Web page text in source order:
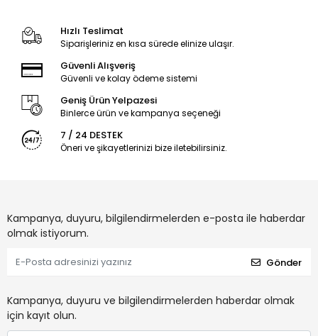
Hızlı Teslimat
Siparişleriniz en kısa sürede elinize ulaşır.
Güvenli Alışveriş
Güvenli ve kolay ödeme sistemi
Geniş Ürün Yelpazesi
Binlerce ürün ve kampanya seçeneği
7 / 24 DESTEK
Öneri ve şikayetlerinizi bize iletebilirsiniz.
Kampanya, duyuru, bilgilendirmelerden e-posta ile haberdar
olmak istiyorum.
Gönder
Kampanya, duyuru ve bilgilendirmelerden haberdar olmak
için kayıt olun.